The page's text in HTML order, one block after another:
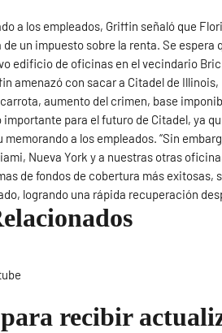
a los empleados, Griffin señaló que
un impuesto sobre la renta. Se
edificio de oficinas en el vecindario
amenazó con sacar a Citadel de
aumento del crimen, base
importante para el futuro de Citadel, ya
memorando a los empleados. “Sin
Nueva York y a nuestras otras
de fondos de cobertura más
logrando una rápida recuperación
recibir